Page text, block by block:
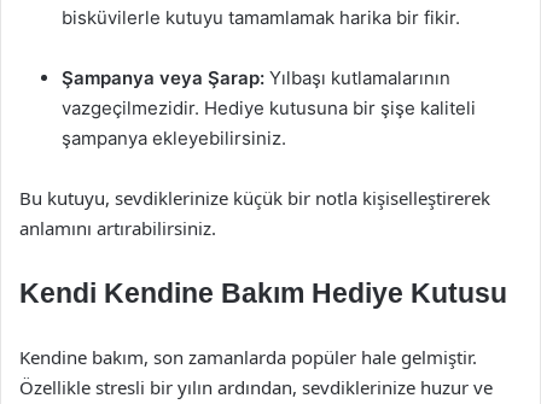
bisküvilerle kutuyu tamamlamak harika bir fikir.
Şampanya veya Şarap: Yılbaşı kutlamalarının
vazgeçilmezidir. Hediye kutusuna bir şişe kaliteli
şampanya ekleyebilirsiniz.
Bu kutuyu, sevdiklerinize küçük bir notla kişiselleştirerek
anlamını artırabilirsiniz.
Kendi Kendine Bakım Hediye Kutusu
Kendine bakım, son zamanlarda popüler hale gelmiştir.
Özellikle stresli bir yılın ardından, sevdiklerinize huzur ve